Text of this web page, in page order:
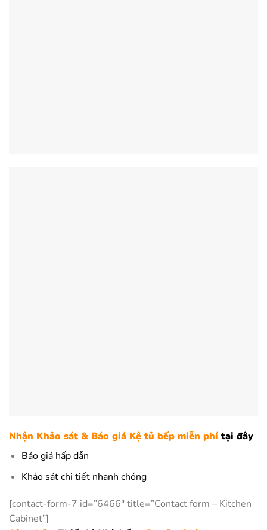
Nhận Khảo sát & Báo giá Kệ tủ bếp miễn phítại đây
Báo giá hấp dẫn
Khảo sát chi tiết nhanh chóng
[contact-form-7 id=”6466″ title=”Contact form – Kitchen
Cabinet”]